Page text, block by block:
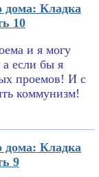
дома: Кладка
10
и я могу
если бы я
проемов! И с
коммунизм!
дома: Кладка
9